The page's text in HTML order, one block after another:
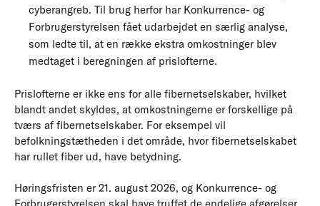
cyberangreb. Til brug herfor har Konkurrence- og
Forbrugerstyrelsen fået udarbejdet en særlig analyse,
som ledte til, at en række ekstra omkostninger blev
medtaget i beregningen af prislofterne.
Prislofterne er ikke ens for alle fibernetselskaber, hvilket
blandt andet skyldes, at omkostningerne er forskellige på
tværs af fibernetselskaber. For eksempel vil
befolkningstætheden i det område, hvor fibernetselskabet
har rullet fiber ud, have betydning.
Høringsfristen er 21. august 2026, og Konkurrence- og